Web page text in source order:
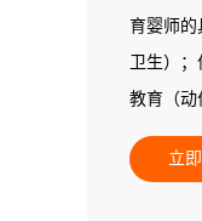
育婴师的
卫生）
教育（动
施个别
立